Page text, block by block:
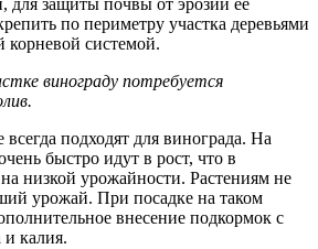
для защиты почвы от эрозии её
по периметру участка деревьями
системой.
винограду потребуется
подходят для винограда. На
быстро идут в рост, что в
низкой урожайности. Растениям не
урожай. При посадке на таком
внесение подкормок с
калия.